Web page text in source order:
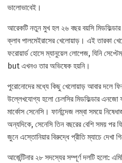
ভালোভাবেই।
আরেকটি নতুন মুখ হল ২৬ বছর বয়সি মিডফিল্ডার
ক্লাব পালমেইরাসের খেলোয়াড়। এই তারকা
ফরোয়ার্ড হোসে ম্যানুয়েল লোপেজ, যিনি
but এখনও তার অভিষেক হয়নি।
পুরোনোদের মধ্যে কিছু খেলোয়াড় আবার দলে
উল্লেখযোগ্য হলো চেলসির মিডফিল্ডার এনজো
মার্কোস সেনেসি। ফার্নান্দেজ লম্বা সময়ে
অন্যদিকে, সেনেসি তিন বছরের বেশি সময় পর
জুনে এস্তোনিয়ার বিরুদ্ধে প্রীতি ম্যাচে দেখা
আর্জেন্টিনার ২৮ সদস্যের সম্পূর্ণ দলটি হলো: